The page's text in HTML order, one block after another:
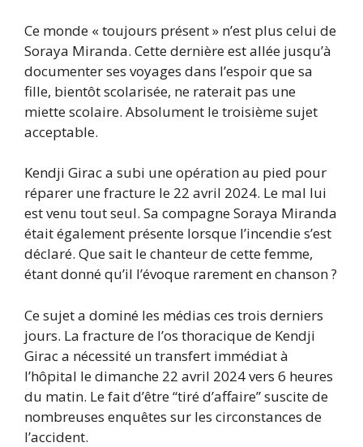
Ce monde « toujours présent » n’est plus celui de
Soraya Miranda. Cette dernière est allée jusqu’à
documenter ses voyages dans l’espoir que sa
fille, bientôt scolarisée, ne raterait pas une
miette scolaire. Absolument le troisième sujet
acceptable.
Kendji Girac a subi une opération au pied pour
réparer une fracture le 22 avril 2024. Le mal lui
est venu tout seul. Sa compagne Soraya Miranda
était également présente lorsque l’incendie s’est
déclaré. Que sait le chanteur de cette femme,
étant donné qu’il l’évoque rarement en chanson ?
Ce sujet a dominé les médias ces trois derniers
jours. La fracture de l’os thoracique de Kendji
Girac a nécessité un transfert immédiat à
l’hôpital le dimanche 22 avril 2024 vers 6 heures
du matin. Le fait d’être “tiré d’affaire” suscite de
nombreuses enquêtes sur les circonstances de
l’accident.